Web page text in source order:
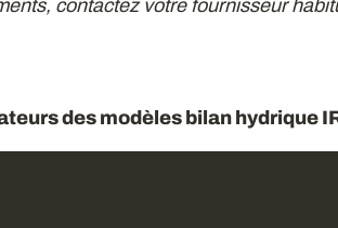
contactez votre fournisseur
des modèles bilan hydrique